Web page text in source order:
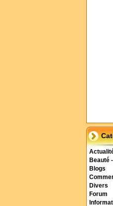
Beauté
Blogs
Divers
Forum